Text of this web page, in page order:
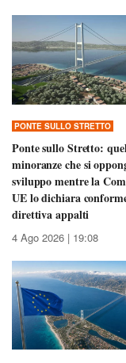
PONTE SULLO STRETTO
Ponte sullo Stretto:
minoranze che si
sviluppo mentre la
UE lo dichiara
direttiva appalti
4 Ago 2026 | 19:08